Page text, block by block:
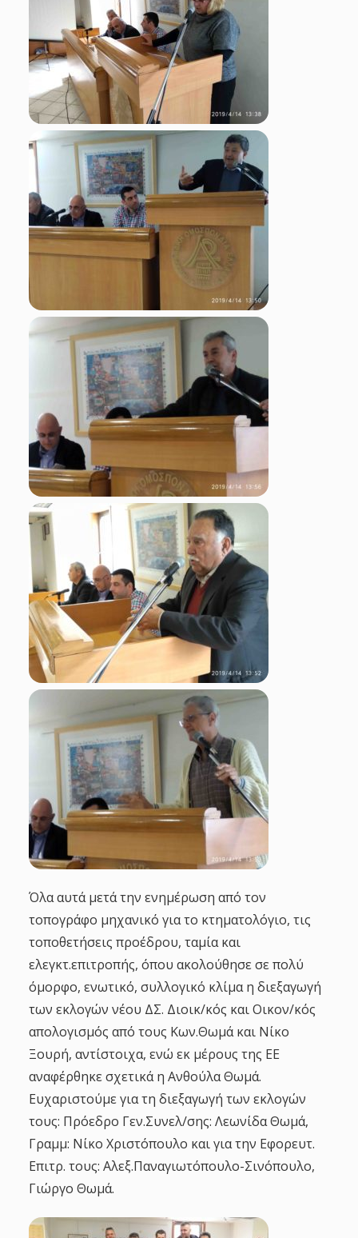
Όλα αυτά μετά την ενημέρωση από τον
τοπογράφο μηχανικό για το κτηματολόγιο, τις
τοποθετήσεις προέδρου, ταμία και
ελεγκτ.επιτροπής, όπου ακολούθησε σε πολύ
όμορφο, ενωτικό, συλλογικό κλίμα η διεξαγωγή
των εκλογών νέου ΔΣ. Διοικ/κός και Οικον/κός
απολογισμός από τους Κων.Θωμά και Νίκο
Ξουρή, αντίστοιχα, ενώ εκ μέρους της ΕΕ
αναφέρθηκε σχετικά η Ανθούλα Θωμά.
Ευχαριστούμε για τη διεξαγωγή των εκλογών
τους: Πρόεδρο Γεν.Συνελ/σης: Λεωνίδα Θωμά,
Γραμμ: Νίκο Χριστόπουλο και για την Εφορευτ.
Επιτρ. τους: Αλεξ.Παναγιωτόπουλο-Σινόπουλο,
Γιώργο Θωμά.